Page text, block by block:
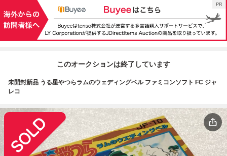
このオークションは終了しています
未開封新品 うる星やつらラムのウェディングベル ファミコンソフト FC ジャ
レコ